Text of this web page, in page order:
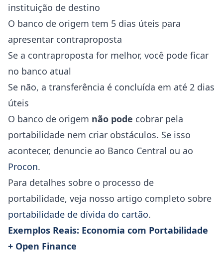
instituição de destino
O banco de origem tem 5 dias úteis para
apresentar contraproposta
Se a contraproposta for melhor, você pode ficar
no banco atual
Se não, a transferência é concluída em até 2 dias
úteis
O banco de origem não pode cobrar pela
portabilidade nem criar obstáculos. Se isso
acontecer, denuncie ao Banco Central ou ao
Procon.
Para detalhes sobre o processo de
portabilidade, veja nosso artigo completo sobre
portabilidade de dívida do cartão.
Exemplos Reais: Economia com Portabilidade
+ Open Finance